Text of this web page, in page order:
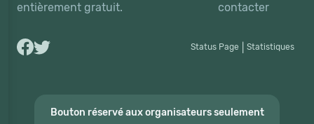
entièrement gratuit.
contacter
Status Page Statistiques
Bouton réservé aux organisateurs seulement